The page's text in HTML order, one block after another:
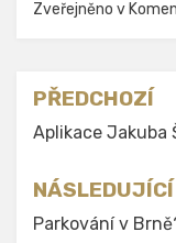
Zveřejněno v
Navigace
pro
příspěvek
PŘEDCHOZÍ
Aplikace Jakuba
NÁSLEDUJÍCÍ
Parkování v